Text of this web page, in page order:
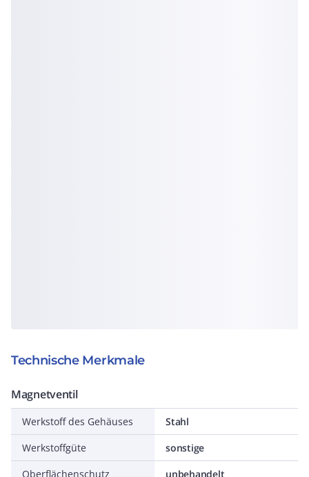
Technische Merkmale
Magnetventil
Werkstoff des Gehäuses
Stahl
Werkstoffgüte
sonstige
Oberflächenschutz
unbehandelt